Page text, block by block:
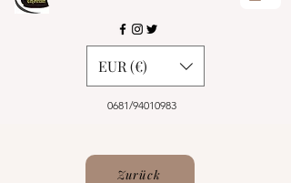
0681/94010983
EUR (€)
Zurück